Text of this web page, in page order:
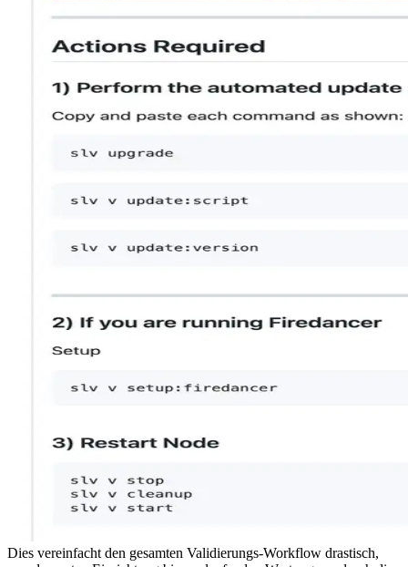
Dies vereinfacht den gesamten Validierungs-Workflow drastisch,